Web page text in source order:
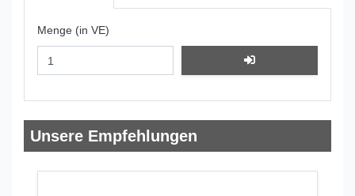
Menge (in VE)
Unsere Empfehlungen